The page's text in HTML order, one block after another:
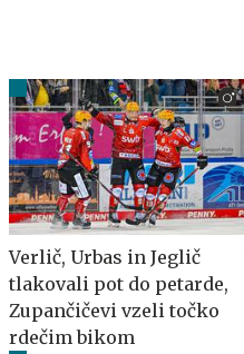
Verlič, Urbas in Jeglič
tlakovali pot do petarde,
Zupančičevi vzeli točko
rdečim bikom